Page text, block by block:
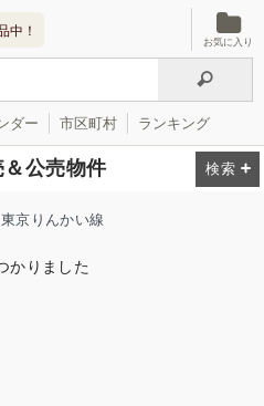
中！
お気に入り
ダー 市区町村 ランキング
公売物件
東京りんかい線
かりました